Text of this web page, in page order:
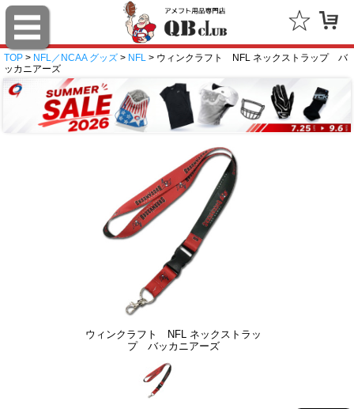
TOP > NFL／NCAA グッズ > NFL > ウィンクラフト NFL ネックストラップ バ
ッカニアーズ
ウィンクラフト NFL ネックストラッ
プ バッカニアーズ